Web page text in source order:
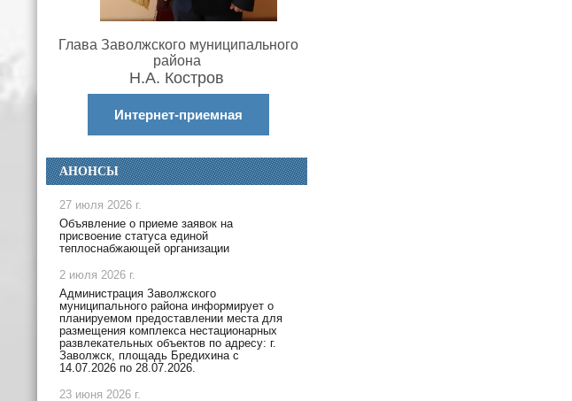
Глава Заволжского муниципального
района
Н.А. Костров
Интернет-приемная
АНОНСЫ
27 июля 2026 г.
Объявление о приеме заявок на
присвоение статуса единой
теплоснабжающей организации
2 июля 2026 г.
Администрация Заволжского
муниципального района информирует о
планируемом предоставлении места для
размещения комплекса нестационарных
развлекательных объектов по адресу: г.
Заволжск, площадь Бредихина с
14.07.2026 по 28.07.2026.
23 июня 2026 г.